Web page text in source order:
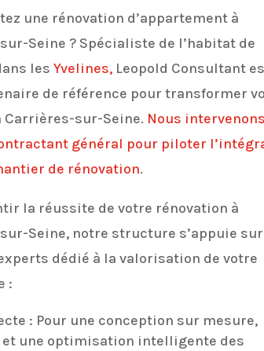
une rénovation d’appartement à
Seine ? Spécialiste de l’habitat de
les Yvelines,Leopold Consultant
de référence pour transformer
sur-Seine. Nous
général pour piloter
de rénovation.
la réussite de votre rénovation à
Seine, notre structure s’appuie
dédié à la valorisation de votre
:
: Pour une conception sur mesure,
une optimisation intelligente des